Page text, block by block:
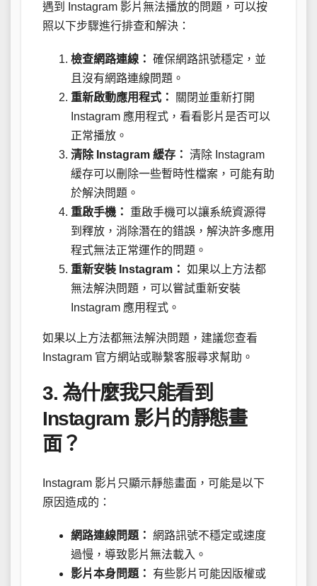
遇到 Instagram 影片無法播放的問題，可以按
照以下步驟進行排查和解決：
檢查網路連線： 確保網路訊號穩定，並
且沒有網路連線問題。
重新啟動應用程式：
關閉並重新打開
Instagram 應用程式，看看影片是否可以
正常播放。
清除 Instagram 緩存： 清除 Instagram
緩存可以刪除一些暫時性檔案，可能有助
於解決問題。
重啟手機：
重啟手機可以讓系統資源得
到釋放，消除潛在的錯誤，解決許多應用
程式無法正常運作的問題。
重新安裝 Instagram： 如果以上方法都
無法解決問題，可以嘗試重新安裝
Instagram 應用程式。
如果以上方法都無法解決問題，建議您查看
Instagram 官方網站或聯繫客服尋求幫助。
3. 為什麼我只能看到
Instagram 影片的靜態畫
面？
Instagram 影片只顯示靜態畫面，可能是以下
原因造成的：
網路連線問題： 網路訊號不穩定或速度
過慢，導致影片無法載入。
影片本身問題：
有些影片可能因版權或